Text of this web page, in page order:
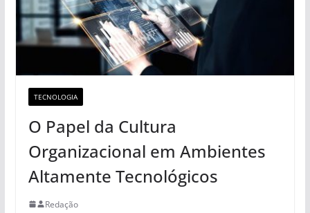
TECNOLOGIA
O Papel da Cultura
Organizacional em Ambientes
Altamente Tecnológicos
Redação